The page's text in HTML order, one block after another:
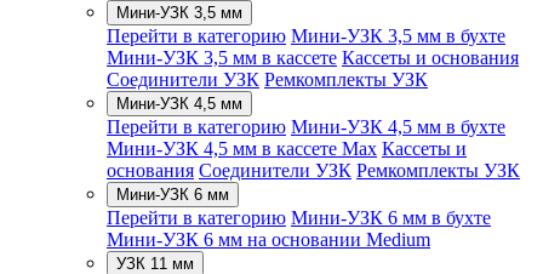
Мини-УЗК 3,5 мм
Перейти в категорию Мини-УЗК 3,5 мм в бухте
Мини-УЗК 3,5 мм в кассете Кассеты и основания
Соединители УЗК Ремкомплекты УЗК
Мини-УЗК 4,5 мм
Перейти в категорию Мини-УЗК 4,5 мм в бухте
Мини-УЗК 4,5 мм в кассете Max Кассеты и
основания Соединители УЗК Ремкомплекты УЗК
Мини-УЗК 6 мм
Перейти в категорию Мини-УЗК 6 мм в бухте
Мини-УЗК 6 мм на основании Medium
УЗК 11 мм